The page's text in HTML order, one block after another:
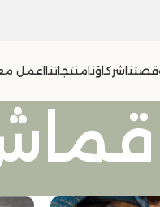
قصتناشركاؤنامنتجاتنااعمل